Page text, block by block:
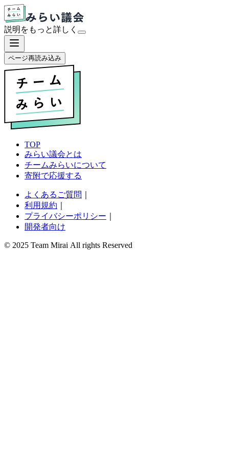
説明をもっと詳しく
ページ再読み込み
TOP
みらい議会とは
チームみらいについて
寄附で応援する
よくあるご質問
利用規約
プライバシーポリシー
開発者向け
© 2025 Team Mirai All rights Reserved